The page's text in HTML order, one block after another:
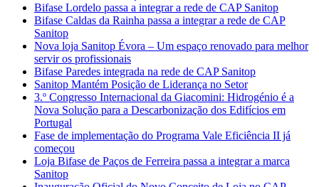
Bifase Lordelo passa a integrar a rede de CAP Sanitop
Bifase Caldas da Rainha passa a integrar a rede de CAP
Sanitop
Nova loja Sanitop Évora – Um espaço renovado para melhor
servir os profissionais
Bifase Paredes integrada na rede de CAP Sanitop
Sanitop Mantém Posição de Liderança no Setor
3.º Congresso Internacional da Giacomini: Hidrogénio é a
Nova Solução para a Descarbonização dos Edifícios em
Portugal
Fase de implementação do Programa Vale Eficiência II já
começou
Loja Bifase de Paços de Ferreira passa a integrar a marca
Sanitop